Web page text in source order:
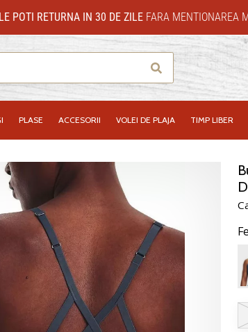
POTI RETURNA IN 30 DE ZILEFARA MENTIONAREA
Cauta
PLASE ACCESORII VOLEI DE PLAJA TIMP LIBER